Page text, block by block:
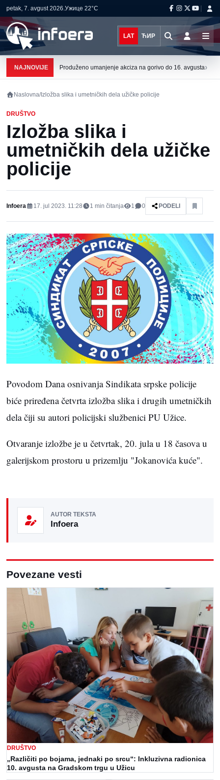
petak, 7. avgust 2026.Ужице 22°C
LAT ЋИР
NAJNOVIJE Produženo umanjenje akciza na gorivo do 16. avgusta›
Naslovna/Izložba slika i umetničkih dela užičke policije
DRUŠTVO
Izložba slika i
umetničkih dela užičke
policije
Infoera 17. jul 2023. 11:28 1 min čitanja 1 0 PODELI
Povodom Dana osnivanja Sindikata srpske policije
biće priređena četvrta izložba slika i drugih umetničkih
dela čiji su autori policijski službenici PU Užice.
Otvaranje izložbe je u četvrtak, 20. jula u 18 časova u
galerijskom prostoru u prizemlju "Jokanovića kuće".
AUTOR TEKSTA
Infoera
Povezane vesti
DRUŠTVO
„Različiti po bojama, jednaki po srcu“: Inkluzivna radionica
10. avgusta na Gradskom trgu u Užicu